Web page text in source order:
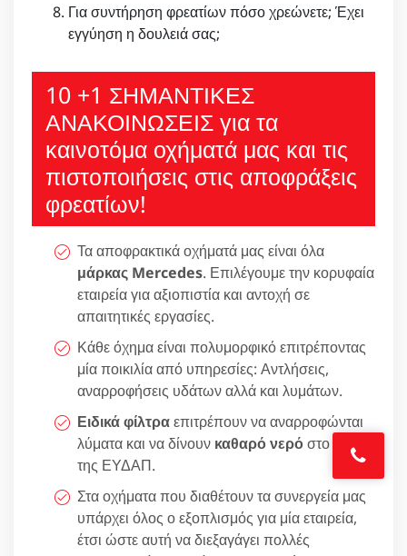
Για συντήρηση φρεατίων πόσο χρεώνετε; Έχει
εγγύηση η δουλειά σας;
10 +1 ΣΗΜΑΝΤΙΚΕΣ
ΑΝΑΚΟΙΝΩΣΕΙΣ για τα
καινοτόμα οχήματά μας και τις
πιστοποιήσεις στις αποφράξεις
φρεατίων!
Τα αποφρακτικά οχήματά μας είναι όλα
μάρκας Mercedes. Επιλέγουμε την κορυφαία
εταιρεία για αξιοπιστία και αντοχή σε
απαιτητικές εργασίες.
Κάθε όχημα είναι πολυμορφικό επιτρέποντας
μία ποικιλία από υπηρεσίες: Αντλήσεις,
αναρροφήσεις υδάτων αλλά και λυμάτων.
Ειδικά φίλτραεπιτρέπουν να αναρροφώνται
λύματα και να δίνουν καθαρό νερόστο δίκτυο
της ΕΥΔΑΠ.
Στα οχήματα που διαθέτουν τα συνεργεία μας
υπάρχει όλος ο εξοπλισμός για μία εταιρεία,
έτσι ώστε αυτή να διεξαγάγει πολλές